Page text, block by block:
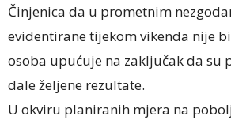
Činjenica da u prometnim
evidentirane tijekom vikenda nije
osoba upućuje na zaključak da su
dale željene rezultate.
U okviru planiranih mjera na